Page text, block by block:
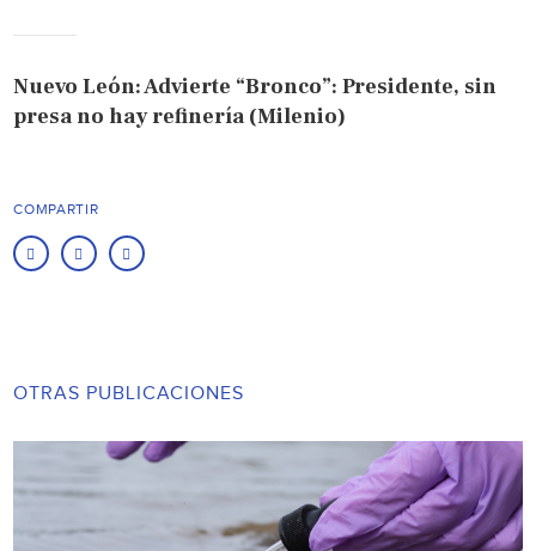
Nuevo León: Advierte “Bronco”: Presidente, sin
presa no hay refinería (Milenio)
COMPARTIR
OTRAS PUBLICACIONES